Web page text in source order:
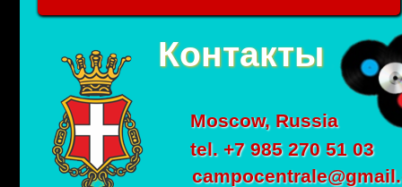
Контакты
Moscow, Russia
tel. +7 985 270 51 03